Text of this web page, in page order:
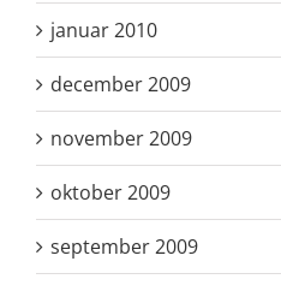
januar 2010
december 2009
november 2009
oktober 2009
september 2009